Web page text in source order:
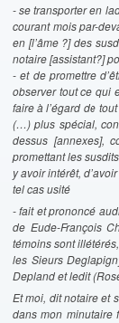
- se transporter en
courant mois par-
en [l’âme ?] des
notaire [assistant?]
- et de promettre
observer tout ce qui
faire à l’égard de
(…) plus spécial,
dessus [annexes],
promettant les
y avoir intérêt,
tel cas usité
- fait et prononcé
de Eude-François
témoins sont
les Sieurs
Depland et ledit
Et moi, dit notaire et
dans mon minutaire